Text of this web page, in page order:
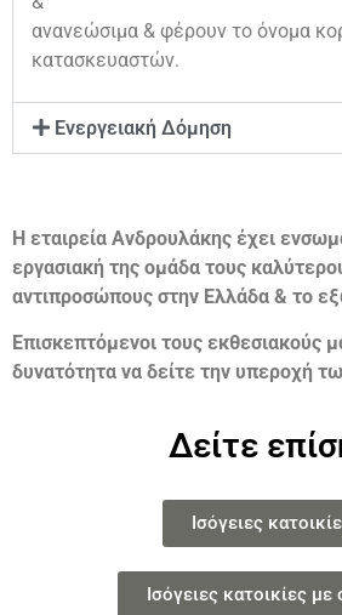
ανανεώσιμα & φέρουν το όνομα
κατασκευαστών.
Ενεργειακή Δόμηση
Η εταιρεία Ανδρουλάκης έχει
εργασιακή της ομάδα τους
αντιπροσώπους στην Ελλάδα & το
Επισκεπτόμενοι τους εκθεσιακούς
δυνατότητα να δείτε την υπεροχή
Δείτε
Ισόγειες
Ισόγειες κατοικίες με